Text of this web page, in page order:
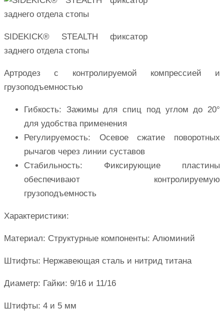
SIDEKICK® STEALTH фиксатор
заднего отдела стопы
Артродез с контролируемой компрессией и
грузоподъемностью
Гибкость: Зажимы для спиц под углом до 20°
для удобства применения
Регулируемость: Осевое сжатие поворотных
рычагов через линии суставов
Стабильность: Фиксирующие пластины
обеспечивают контролируемую
грузоподъемность
Характеристики:
Материал: Структурные компоненты: Алюминий
Штифты: Нержавеющая сталь и нитрид титана
Диаметр: Гайки: 9/16 и 11/16
Штифты: 4 и 5 мм